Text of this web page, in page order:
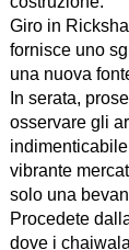
Giro in
fornisce uno
una nuova
In serata,
osservare gli
vibrante
solo una
Procedete
dove i